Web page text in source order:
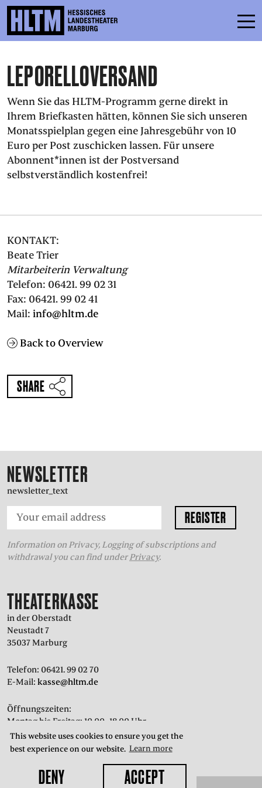
This website uses cookies to ensure you get the
best experience on our website. Learn more
DENY ACCEPT
SCHEDULE
ENSEMBLE
PARTICIPATE
TICKETS
SERVICE
CONTACT
THEATRE & SCHOOL
PODCAST
PRESS
SUCHE
LEPORELLOVERSAND
Wenn Sie das HLTM-Programm gerne direkt in
Ihrem Briefkasten hätten, können Sie sich unseren
Monatsspielplan gegen eine Jahresgebühr von 10
Euro per Post zuschicken lassen. Für unsere
Abonnent*innen ist der Postversand
selbstverständlich kostenfrei!
KONTAKT:
Beate Trier
Mitarbeiterin Verwaltung
Telefon: 06421. 99 02 31
Fax: 06421. 99 02 41
Mail: info@hltm.de
Back to Overview
SHARE
NEWSLETTER
newsletter_text
Information on Privacy, Logging of subscriptions and
withdrawal you can find underPrivacy.
THEATERKASSE
in der Oberstadt
Neustadt 7
35037 Marburg
Telefon: 06421. 99 02 70
E-Mail: kasse@hltm.de
Öffnungszeiten:
Montag bis Freitag: 10.00–18.00 Uhr
Samstag: 10.00–15.00 Uhr